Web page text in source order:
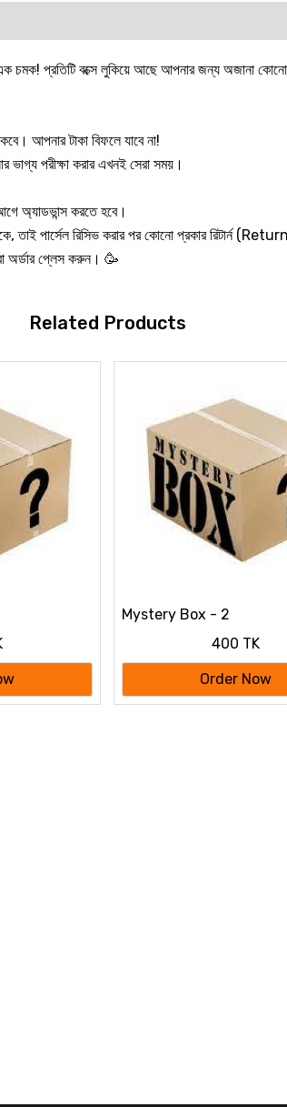
চমক! প্রতিটি বক্সে লুকিয়ে আছে আপনার জন্য অজানা
আপনার টাকা বিফলে যাবে না!
পরীক্ষা করার এখনই সেরা সময়।
অ্যাডভান্স করতে হবে।
তাই পার্সেল রিসিভ করার পর কোনো প্রকার রিটার্ন
অর্ডার প্লেস করুন। 🥳
Related Products
Mystery Box - 2
400 TK
Order Now